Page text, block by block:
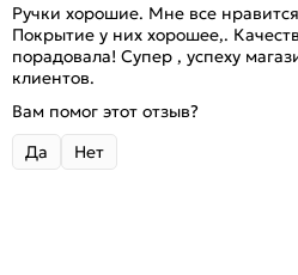
Ручки хорошие. Мне все
Покрытие у них хорошее,.
порадовала! Супер , успеху
клиентов.
Вам помог этот отзыв?
Да
Нет